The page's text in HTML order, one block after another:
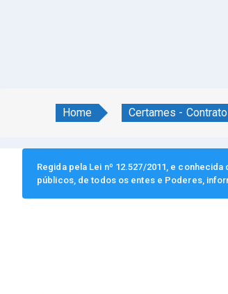
Home Certames -
Regida pela Lei nº 12.527/2011, e
públicos, de todos os entes e Poderes,